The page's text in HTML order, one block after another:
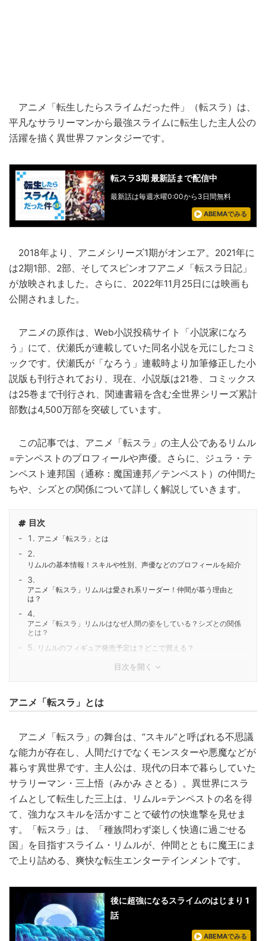
アニメ「転生したらスライムだった件」（転スラ）は、
平凡なサラリーマンから最強スライムに転生した主人公の
活躍を描く異世界ファンタジーです。
転スラ3期 最新話まで配信中
最新話は毎週水曜0:00から3日間無料
ABEMAでみる
2018年より、アニメシリーズ1期がオンエア。2021年に
は2期1部、2部、そしてスピンオフアニメ「転スラ日記」
が放映されました。さらに、2022年11月25日には映画も
公開されました。
アニメの原作は、Web小説投稿サイト「小説家になろ
う」にて、伏瀬氏が連載していた同名小説を元にしたコミ
ックです。伏瀬氏が「なろう」連載時より加筆修正した小
説版も刊行されており、現在、小説版は21巻、コミックス
は25巻まで刊行され、関連書籍を含む全世界シリーズ累計
部数は4,500万部を突破しています。
この記事では、アニメ「転スラ」の主人公であるリムル
=テンペストのプロフィールや声優。さらに、ジュラ・テ
ンペスト連邦国（通称：魔国連邦／テンペスト）の仲間た
ちや、シズとの関係について詳しく解説していきます。
目次
アニメ「転スラ」とは
リムルの基本情報！スキルや性別、声優などのプロフィールを紹介
アニメ「転スラ」リムルは愛され系リーダー！仲間が慕う理由と
は？
アニメ「転スラ」リムルはなぜ人間の姿をしている？シズとの関係
とは？
リムルのフィギュア発売予定は？どこで買える？
目次を開く
アニメ「転スラ」とは
アニメ「転スラ」の舞台は、“スキル”と呼ばれる不思議
な能力が存在し、人間だけでなくモンスターや悪魔などが
暮らす異世界です。主人公は、現代の日本で暮らしていた
サラリーマン・三上悟（みかみ さとる）。異世界にスラ
イムとして転生した三上は、リムル=テンペストの名を得
て、強力なスキルを活かすことで破竹の快進撃を見せま
す。「転スラ」は、「種族問わず楽しく快適に過ごせる
国」を目指すスライム・リムルが、仲間とともに魔王にま
で上り詰める、爽快な転生エンターテインメントです。
後に超強になるスライムのはじまり 1
話
ABEMAでみる